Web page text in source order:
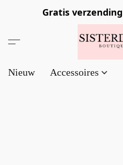
Gratis verzending
Nieuw Accessoires